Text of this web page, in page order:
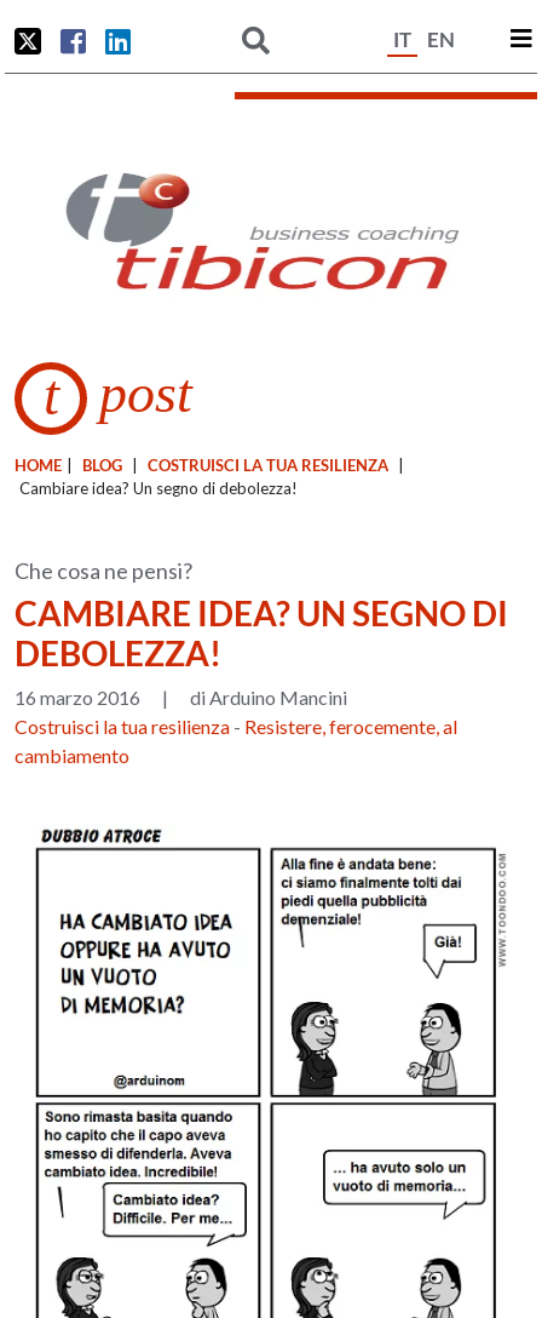
IT EN
t post
HOME BLOG COSTRUISCI LA TUA RESILIENZA
Cambiare idea? Un segno di debolezza!
Che cosa ne pensi?
CAMBIARE IDEA? UN SEGNO DI
DEBOLEZZA!
16 marzo 2016 |
di Arduino Mancini
Costruisci la tua resilienza - Resistere, ferocemente, al
cambiamento